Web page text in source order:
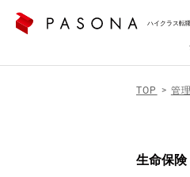
ハイクラス転
TOP 管
生命保